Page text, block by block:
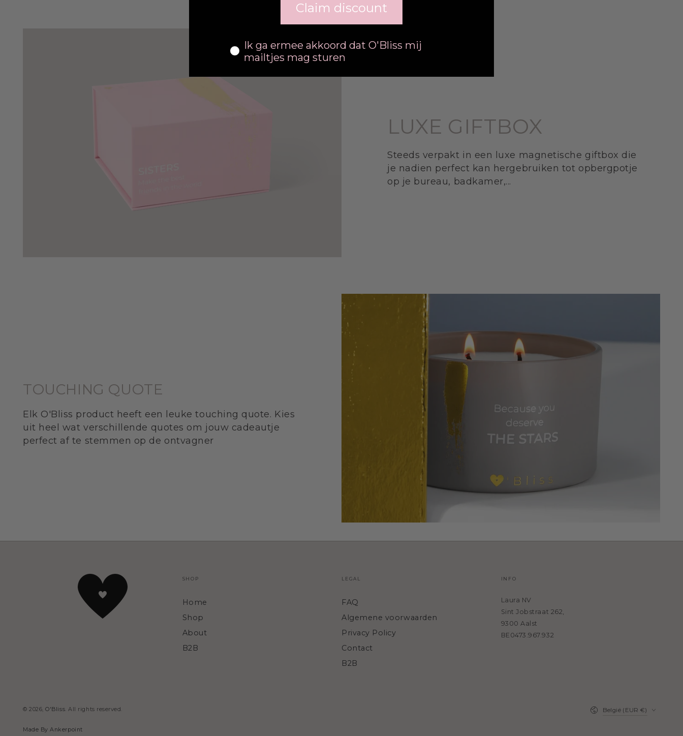
LUXE GIFTBOX
Steeds verpakt in een luxe magnetische giftbox die
je nadien perfect kan hergebruiken tot opbergpotje
op je bureau, badkamer,...
TOUCHING QUOTE
Elk O'Bliss product heeft een leuke touching quote. Kies
uit heel wat verschillende quotes om jouw cadeautje
perfect af te stemmen op de ontvagner
SHOP
Home
Shop
About
B2B
LEGAL
FAQ
Algemene voorwaarden
Privacy Policy
Contact
B2B
INFO
Laura NV
Sint Jobstraat 262,
9300 Aalst
BE0473.967.932
© 2026,O'Bliss. All rights reserved.
Made By Ankerpoint
België (EUR €)
Claim discount
Consent
Ik ga ermee akkoord dat O'Bliss mij
mailtjes mag sturen